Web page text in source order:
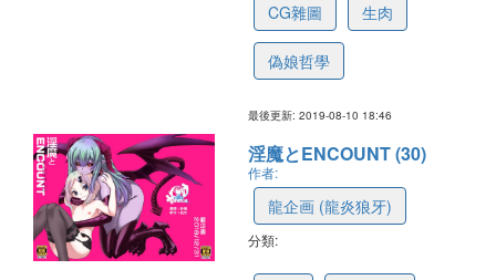
CG雜圖 生肉
偽娘哲學
最後更新: 2019-08-10 18:46
淫魔とENCOUNT (30)
作者:
龍企画 (龍炎狼牙)
分類: